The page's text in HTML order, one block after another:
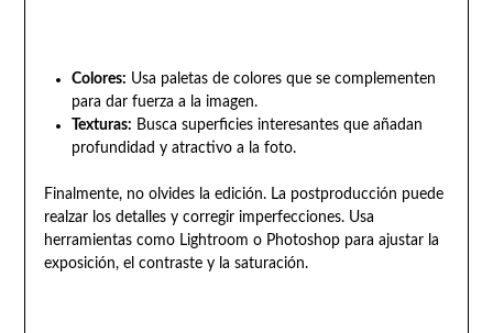
Colores: Usa paletas de colores que se complementen
para dar fuerza a la imagen.
Texturas: Busca superficies interesantes que añadan
profundidad y atractivo a la foto.
Finalmente, no olvides la edición. La postproducción puede
realzar los detalles y corregir imperfecciones. Usa
herramientas como Lightroom o Photoshop para ajustar la
exposición, el contraste y la saturación.